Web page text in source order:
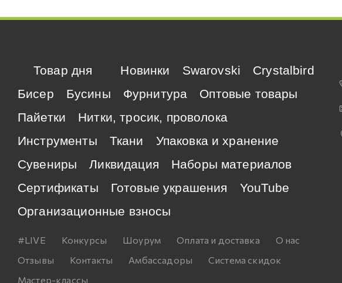
Товар дня Новинки Swarovski
Crystalbird
Бисер
Бусины Фурнитура
Оптовые товары
Пайетки
Нитки, тросик, проволока
Инструменты
Ткани
Упаковка и хранение
Сувениры
Ликвидация
Наборы материалов
Сертификаты
Готовые украшения
YouTube
Организационные взносы
#LIVE Конкурсы Шоурум Оплата и доставка
О нас
Отзывы
Контакты Амбассадоры
Система скидок
Мастер-классы